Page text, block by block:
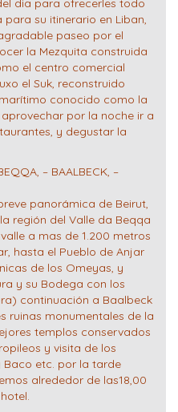
dia para ofrecerles todo
su itinerario en Liban,
paseo por el
la Mezquita construida
el centro comercial
el Suk, reconstruido
conocido como la
por la noche ir a
y degustar la
– BAALBECK, –
panorámica de Beirut,
región del Valle da Beqqa
a mas de 1.200 metros
hasta el Pueblo de Anjar
de los Omeyas, y
y su Bodega con los
continuación a Baalbeck
ruinas monumentales de la
templos conservados
y visita de los
Baco etc. por la tarde
alrededor de las18,00